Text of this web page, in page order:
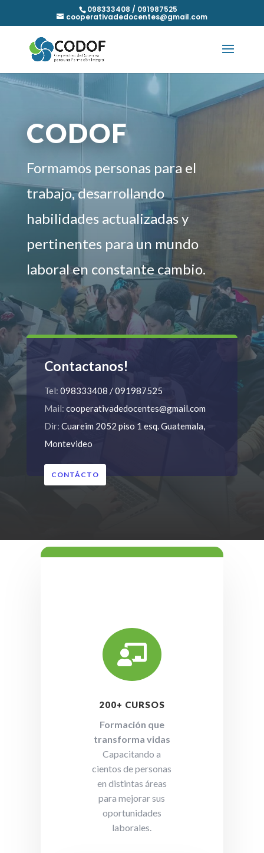
098333408 / 091987525
cooperativadedocentes@gmail.com
CODOF
Formamos personas para el
trabajo, desarrollando
habilidades actualizadas y
pertinentes para un mundo
laboral en constante cambio.
Contactanos!
Tel: 098333408 / 091987525
Mail: cooperativadedocentes@gmail.com
Dir: Cuareim 2052 piso 1 esq. Guatemala,
Montevideo
CONTÁCTO

200+ CURSOS
Formación que
transforma vidas
Capacitando a
cientos de personas
en distintas áreas
para mejorar sus
oportunidades
laborales.